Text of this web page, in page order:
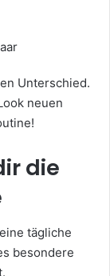
Unterschied.
neuen
die
tägliche
besondere